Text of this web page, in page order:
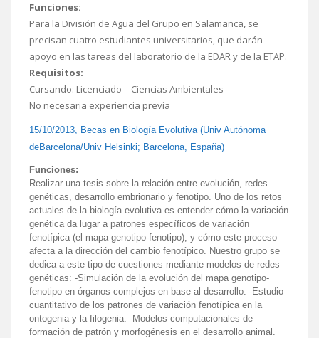
Funciones:
Para la División de Agua del Grupo en Salamanca, se
precisan cuatro estudiantes universitarios, que darán
apoyo en las tareas del laboratorio de la EDAR y de la ETAP.
Requisitos:
Cursando: Licenciado – Ciencias Ambientales
No necesaria experiencia previa
15/10/2013, Becas en Biología Evolutiva (Univ Autónoma
deBarcelona/Univ Helsinki; Barcelona, España)
Funciones:
Realizar una tesis sobre la relación entre evolución, redes
genéticas, desarrollo embrionario y fenotipo. Uno de los retos
actuales de la biología evolutiva es entender cómo la variación
genética da lugar a patrones específicos de variación
fenotípica (el mapa genotipo-fenotipo), y cómo este proceso
afecta a la dirección del cambio fenotípico. Nuestro grupo se
dedica a este tipo de cuestiones mediante modelos de redes
genéticas: -Simulación de la evolución del mapa genotipo-
fenotipo en órganos complejos en base al desarrollo. -Estudio
cuantitativo de los patrones de variación fenotípica en la
ontogenia y la filogenia. -Modelos computacionales de
formación de patrón y morfogénesis en el desarrollo animal.